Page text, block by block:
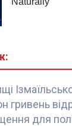
гривень
для